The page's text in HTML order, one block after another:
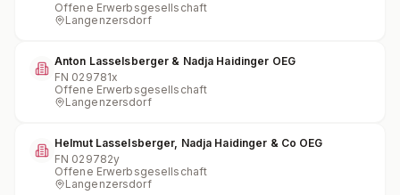
Offene Erwerbsgesellschaft
Langenzersdorf
Anton Lasselsberger & Nadja Haidinger OEG
FN 029781x
Offene Erwerbsgesellschaft
Langenzersdorf
Helmut Lasselsberger, Nadja Haidinger & Co OEG
FN 029782y
Offene Erwerbsgesellschaft
Langenzersdorf